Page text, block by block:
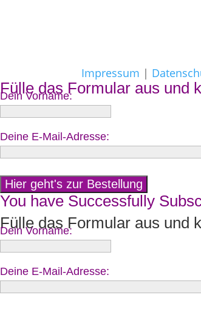
Impressum |
Fülle das Formular aus und
Dein Vorname:
Deine E-Mail-Adresse:
You have Successfully
Fülle das Formular aus und
Dein Vorname:
Deine E-Mail-Adresse: